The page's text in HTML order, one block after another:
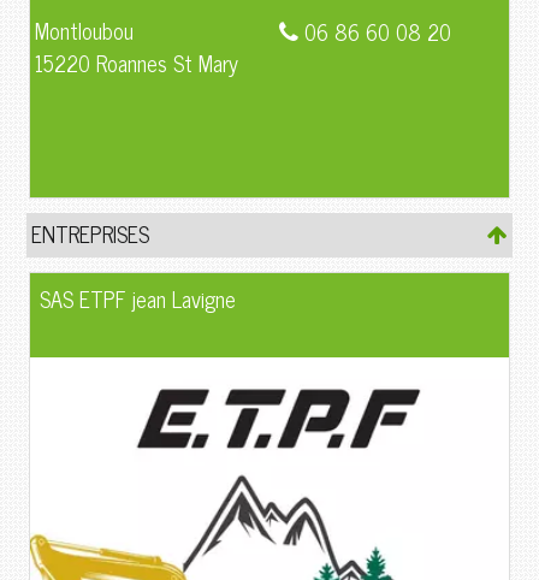
Montloubou
15220 Roannes St Mary
06 86 60 08 20
ENTREPRISES
SAS ETPF jean Lavigne